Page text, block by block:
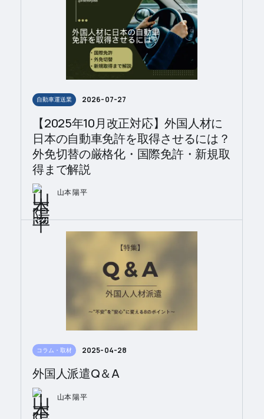
自動車運送業 2026-07-27
【2025年10月改正対応】外国人材に
日本の自動車免許を取得させるには？
外免切替の厳格化・国際免許・新規取
得まで解説
山本 陽平
コラム・取材 2025-04-28
外国人派遣Q＆A
山本 陽平